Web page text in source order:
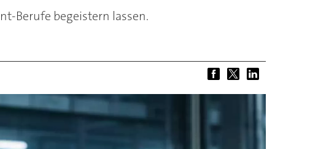
Berufe begeistern lassen.